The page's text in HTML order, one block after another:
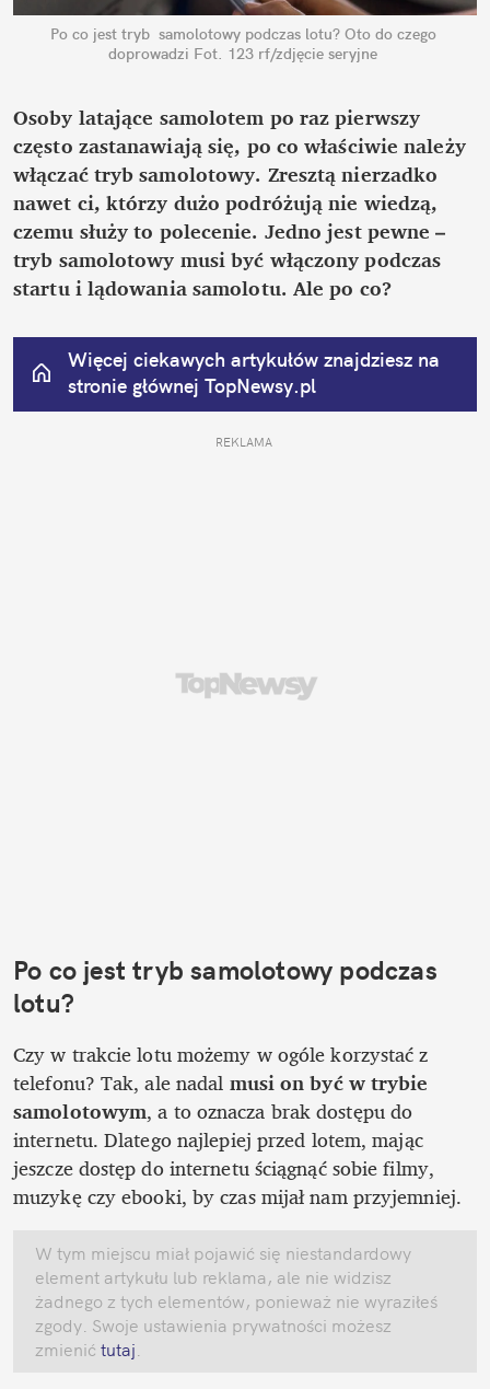
Po co jest tryb  samolotowy podczas lotu? Oto do czego
doprowadzi Fot. 123 rf/zdjęcie seryjne
Osoby latające samolotem po raz pierwszy
często zastanawiają się, po co właściwie należy
włączać tryb samolotowy. Zresztą nierzadko
nawet ci, którzy dużo podróżują nie wiedzą,
czemu służy to polecenie. Jedno jest pewne –
tryb samolotowy musi być włączony podczas
startu i lądowania samolotu. Ale po co?
Więcej ciekawych artykułów znajdziesz na
stronie głównej TopNewsy.pl
REKLAMA
Po co jest tryb samolotowy podczas
lotu?
Czy w trakcie lotu możemy w ogóle korzystać z
telefonu? Tak, ale nadal musi on być w trybie
samolotowym, a to oznacza brak dostępu do
internetu. Dlatego najlepiej przed lotem, mając
jeszcze dostęp do internetu ściągnąć sobie filmy,
muzykę czy ebooki, by czas mijał nam przyjemniej.
W tym miejscu miał pojawić się niestandardowy
element artykułu lub reklama, ale nie widzisz
żadnego z tych elementów, ponieważ nie wyraziłeś
zgody. Swoje ustawienia prywatności możesz
zmienić tutaj.